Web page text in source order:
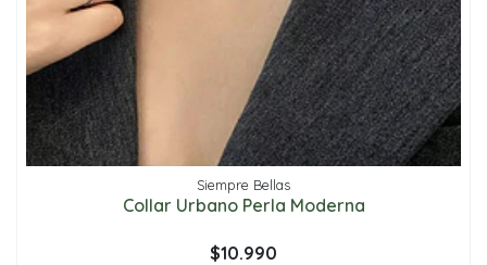
Siempre Bellas
Collar Urbano Perla Moderna
$10.990